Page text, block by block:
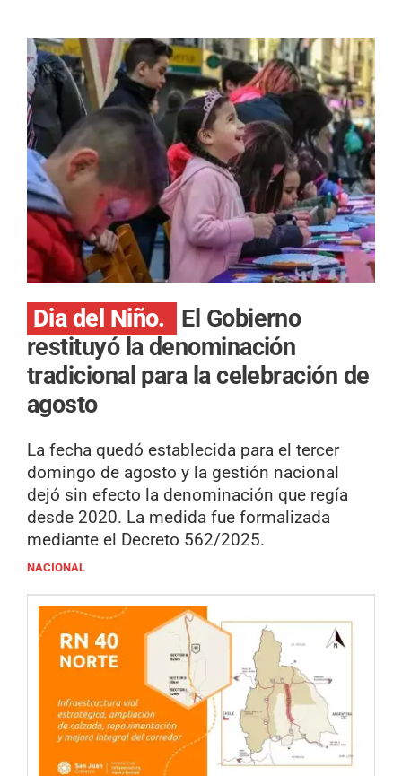
Dia del Niño.
El Gobierno
restituyó la denominación
tradicional para la celebración de
agosto
La fecha quedó establecida para el tercer
domingo de agosto y la gestión nacional
dejó sin efecto la denominación que regía
desde 2020. La medida fue formalizada
mediante el Decreto 562/2025.
NACIONAL